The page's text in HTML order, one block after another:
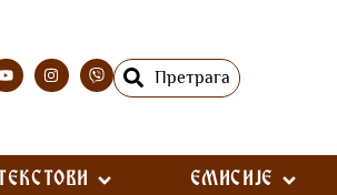
Претрага
ЕМИСИЈЕ